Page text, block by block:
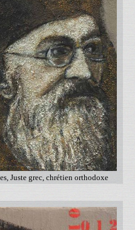
Juste grec, chrétien orthodoxe